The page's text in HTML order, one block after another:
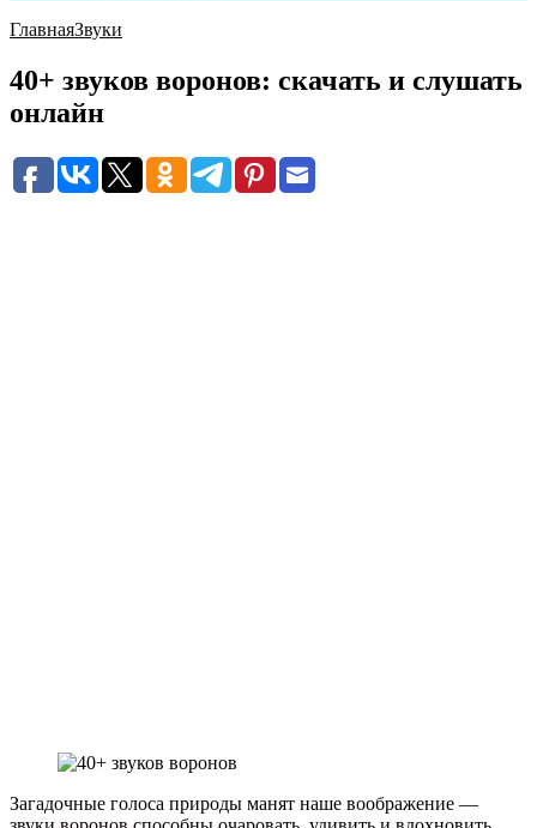
ГлавнаяЗвуки
40+ звуков воронов: скачать и слушать
онлайн
Загадочные голоса природы манят наше воображение —